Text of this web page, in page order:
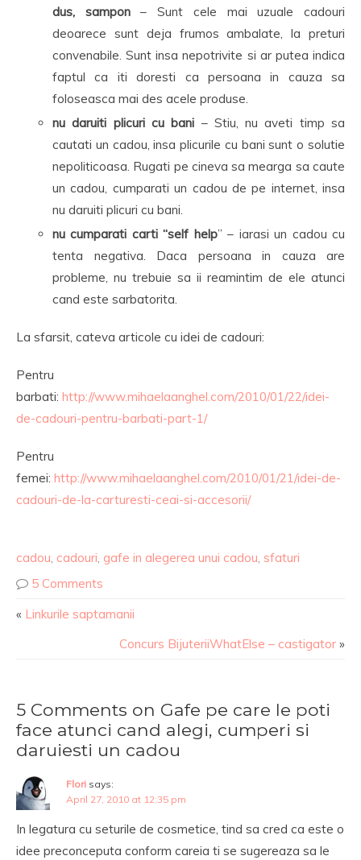
dus, sampon– Sunt cele mai uzuale cadouri
deoarece sunt deja frumos ambalate, la preturi
convenabile. Sunt insa nepotrivite si ar putea indica
faptul ca iti doresti ca persoana in cauza sa
foloseasca mai des acele produse.
nu daruiti plicuri cu bani – Stiu, nu aveti timp sa
cautati un cadou, insa plicurile cu bani sunt o solutie
nepoliticoasa. Rugati pe cineva sa mearga sa caute
un cadou, cumparati un cadou de pe internet, insa
nu daruiti plicuri cu bani.
nu cumparati carti “self help” – iarasi un cadou cu
tenta negativa. Daca persoana in cauza are
probleme, nu trebuie sa ii reamintim de ele atunci
cand este sarbatorita.
La sfarsit, cateva articole cu idei de cadouri:
Pentru
barbati: http://www.mihaelaanghel.com/2010/01/22/idei-
de-cadouri-pentru-barbati-part-1/
Pentru
femei: http://www.mihaelaanghel.com/2010/01/21/idei-de-
cadouri-de-la-carturesti-ceai-si-accesorii/
cadou, cadouri, gafe in alegerea unui cadou, sfaturi
5 Comments
« Linkurile saptamanii
Concurs BijuteriiWhatElse – castigator »
5 Comments on Gafe pe care le poti
face atunci cand alegi, cumperi si
daruiesti un cadou
Flori says:
April 27, 2010 at 12:35 pm
In legatura cu seturile de cosmetice, tind sa cred ca este o
idee preconceputa conform careia ti se sugereaza sa le